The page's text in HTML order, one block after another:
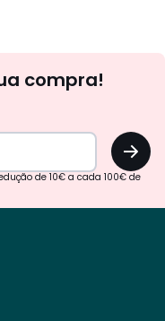
compra!
OK
de 10€ a cada 100€ de